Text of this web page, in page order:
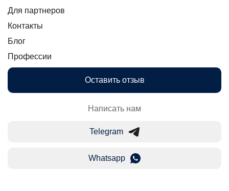
Для партнеров
Контакты
Блог
Профессии
Оставить отзыв
Написать нам
Telegram
Whatsapp